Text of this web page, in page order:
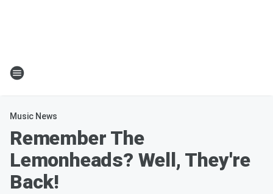
Music News
Remember The
Lemonheads? Well, They're
Back!